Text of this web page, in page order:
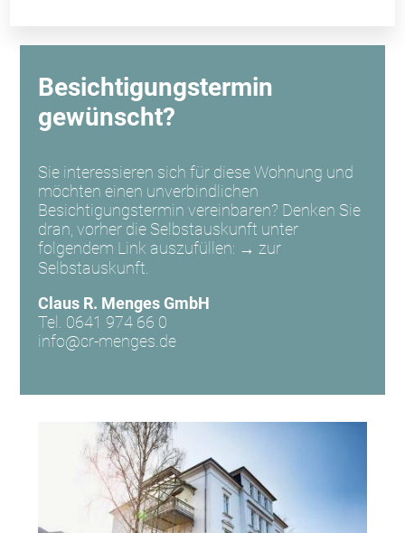
Besichtigungstermin
gewünscht?
Sie interessieren sich für diese Wohnung und
möchten einen unverbindlichen
Besichtigungstermin vereinbaren? Denken Sie
dran, vorher die Selbstauskunft unter
folgendem Link auszufüllen: → zur
Selbstauskunft.
Claus R. Menges GmbH
Tel. 0641 974 66 0
info@cr-menges.de